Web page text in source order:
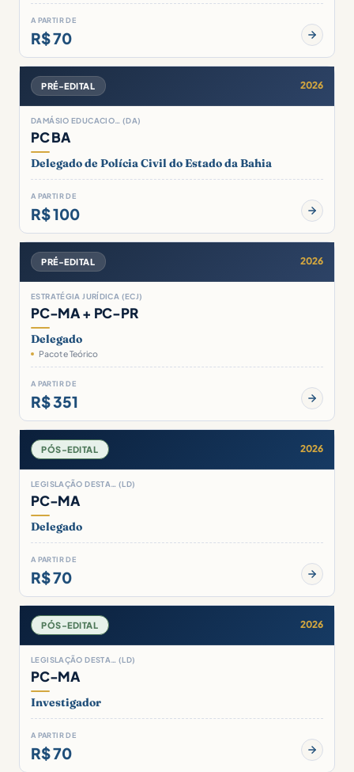
A PARTIR DE
R$ 70
PRÉ-EDITAL 2026
DAMÁSIO EDUCACIO… (DA)
PC BA
Delegado de Polícia Civil do Estado da Bahia
A PARTIR DE
R$ 100
PRÉ-EDITAL 2026
ESTRATÉGIA JURÍDICA (ECJ)
PC-MA + PC-PR
Delegado
Pacote Teórico
A PARTIR DE
R$ 351
PÓS-EDITAL 2026
LEGISLAÇÃO DESTA… (LD)
PC-MA
Delegado
A PARTIR DE
R$ 70
PÓS-EDITAL 2026
LEGISLAÇÃO DESTA… (LD)
PC-MA
Investigador
A PARTIR DE
R$ 70